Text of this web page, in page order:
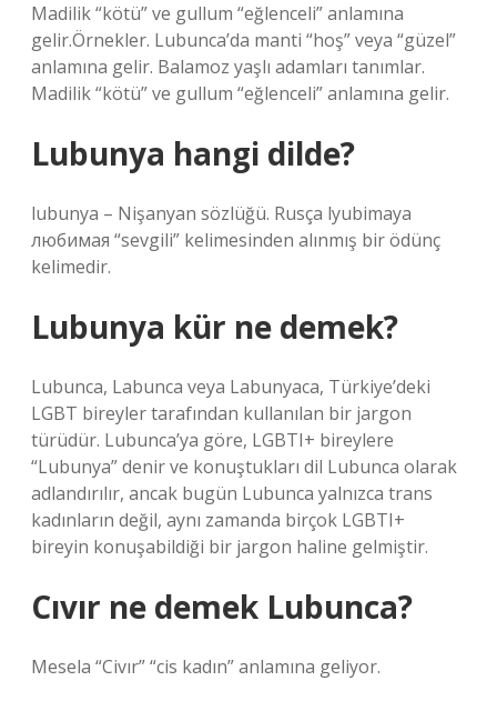
Madilik “kötü” ve gullum “eğlenceli” anlamına
gelir.Örnekler. Lubunca’da manti “hoş” veya “güzel”
anlamına gelir. Balamoz yaşlı adamları tanımlar.
Madilik “kötü” ve gullum “eğlenceli” anlamına gelir.
Lubunya hangi dilde?
lubunya – Nişanyan sözlüğü. Rusça lyubimaya
любимая “sevgili” kelimesinden alınmış bir ödünç
kelimedir.
Lubunya kür ne demek?
Lubunca, Labunca veya Labunyaca, Türkiye’deki
LGBT bireyler tarafından kullanılan bir jargon
türüdür. Lubunca’ya göre, LGBTI+ bireylere
“Lubunya” denir ve konuştukları dil Lubunca olarak
adlandırılır, ancak bugün Lubunca yalnızca trans
kadınların değil, aynı zamanda birçok LGBTI+
bireyin konuşabildiği bir jargon haline gelmiştir.
Cıvır ne demek Lubunca?
Mesela “Civır” “cis kadın” anlamına geliyor.